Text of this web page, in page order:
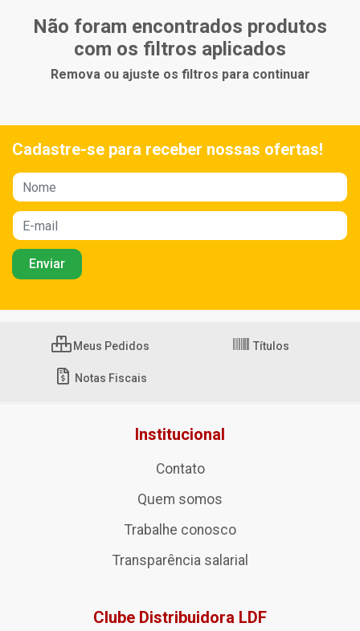
Não foram encontrados produtos
com os filtros aplicados
Remova ou ajuste os filtros para continuar
Cadastre-se para receber nossas ofertas!
Meus Pedidos Títulos
Notas Fiscais
Institucional
Contato
Quem somos
Trabalhe conosco
Transparência salarial
Clube Distribuidora LDF